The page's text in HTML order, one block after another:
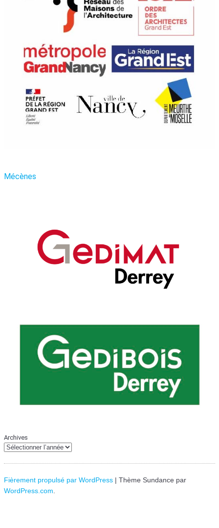
Mécènes
Archives
Fièrement propulsé par WordPress | Thème Sundance par
WordPress.com